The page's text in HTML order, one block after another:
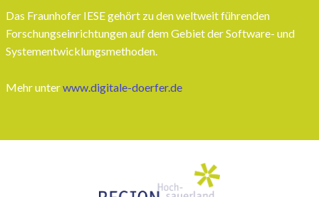
Das Fraunhofer IESE gehört zu den weltweit führenden
Forschungseinrichtungen auf dem Gebiet der Software- und
Systementwicklungsmethoden.
Mehr unterwww.digitale-doerfer.de